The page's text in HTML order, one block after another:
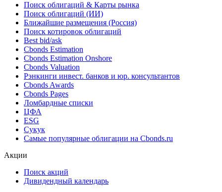
Поиск облигаций & Карты рынка
Поиск облигаций (ИИ)
Ближайшие размещения (Россия)
Поиск котировок облигаций
Best bid/ask
Cbonds Estimation
Cbonds Estimation Onshore
Cbonds Valuation
Рэнкинги инвест. банков и юр. консультантов
Cbonds Awards
Cbonds Pages
Ломбардные списки
ЦФА
ESG
Сукук
Самые популярные облигации на Cbonds.ru
Акции
Поиск акций
Дивидендный календарь